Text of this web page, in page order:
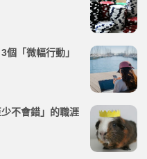
「微幅行動」
不會錯」的職涯